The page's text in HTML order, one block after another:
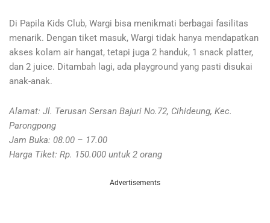
Di Papila Kids Club, Wargi bisa menikmati berbagai fasilitas
menarik. Dengan tiket masuk, Wargi tidak hanya mendapatkan
akses kolam air hangat, tetapi juga 2 handuk, 1 snack platter,
dan 2 juice. Ditambah lagi, ada playground yang pasti disukai
anak-anak.
Alamat: Jl. Terusan Sersan Bajuri No.72, Cihideung, Kec.
Parongpong
Jam Buka: 08.00 – 17.00
Harga Tiket: Rp. 150.000 untuk 2 orang
Advertisements